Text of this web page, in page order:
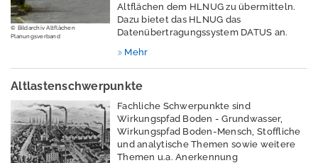
Nachhaltigkeit /
Indikatoren
Zentrum für
Artenvielfalt
Ressourcenschutz
und
Kreislaufwirtschaft,
Abfall
© Bildarchiv Altflächen
Planungsverband
Altflächen dem HLNUG zu übermitteln.
Dazu bietet das HLNUG das
Datenübertragungssystem DATUS an.
Mehr
Altlastenschwerpunkte
Fachliche Schwerpunkte sind
Wirkungspfad Boden - Grundwasser,
Wirkungspfad Boden-Mensch, Stoffliche
und analytische Themen sowie weitere
Themen u.a. Anerkennung